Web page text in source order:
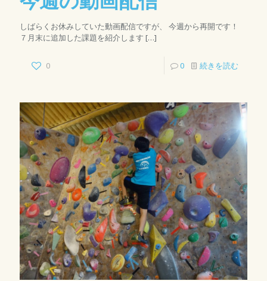
しばらくお休みしていた動画配信ですが、 今週から再開です！
７月末に追加した課題を紹介します […]
0 0 続きを読む